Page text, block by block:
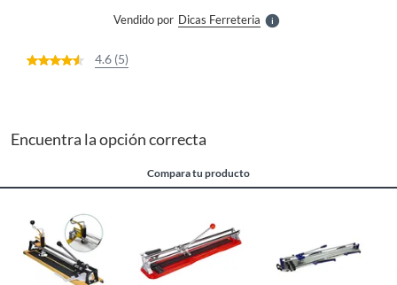
Vendido por Dicas FerreteriaS
4.6 (5)
Encuentra la opción correcta
Compara tu producto